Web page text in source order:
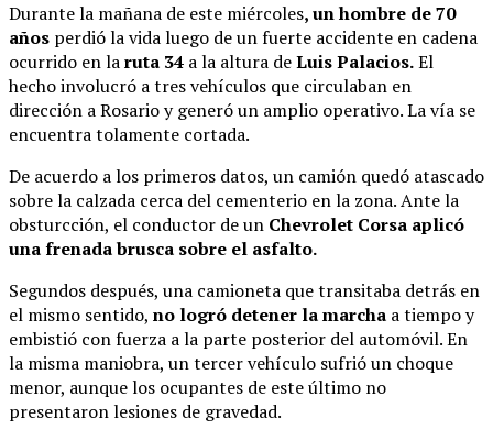
Durante la mañana de este miércoles, un hombre de 70
años perdió la vida luego de un fuerte accidente en cadena
ocurrido en laruta 34 a la altura deLuis Palacios.El
hecho involucró a tres vehículos que circulaban en
dirección a Rosario y generó un amplio operativo. La vía se
encuentra tolamente cortada.
De acuerdo a los primeros datos, un camión quedó atascado
sobre la calzada cerca del cementerio en la zona. Ante la
obsturcción, el conductor de un Chevrolet Corsa aplicó
una frenada brusca sobre el asfalto.
Segundos después, una camioneta que transitaba detrás en
el mismo sentido, no logró detener la marcha a tiempo y
embistió con fuerza a la parte posterior del automóvil. En
la misma maniobra, un tercer vehículo sufrió un choque
menor, aunque los ocupantes de este último no
presentaron lesiones de gravedad.